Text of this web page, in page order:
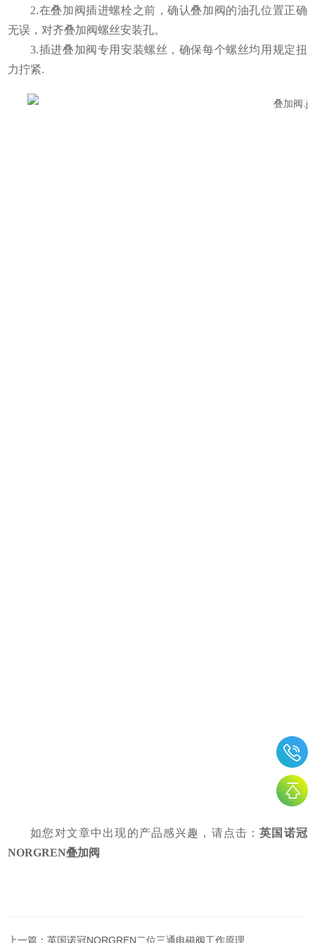
2.在叠加阀插进螺栓之前，确认叠加阀的油孔位置正确
无误，对齐叠加阀螺丝安装孔。
3.插进叠加阀专用安装螺丝，确保每个螺丝均用规定扭
力拧紧.
如您对文章中出现的产品感兴趣，请点击：英国诺冠
NORGREN叠加阀
上一篇：英国诺冠NORGREN二位三通电磁阀工作原理